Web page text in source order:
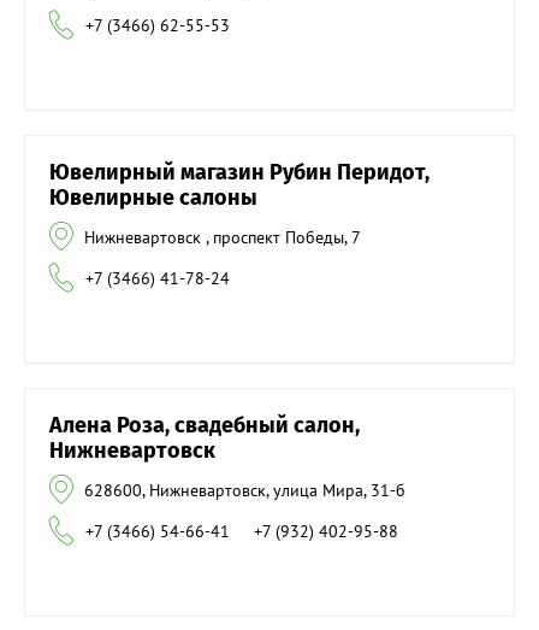
+7 (3466) 62-55-53
Ювелирный магазин Рубин Перидот,
Ювелирные салоны
Нижневартовск , проспект Победы, 7
+7 (3466) 41-78-24
Алена Роза, свадебный салон,
Нижневартовск
628600, Нижневартовск, улица Мира, 31-б
+7 (3466) 54-66-41
+7 (932) 402-95-88